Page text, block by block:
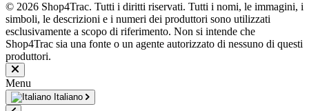
© 2026 Shop4Trac. Tutti i diritti riservati. Tutti i nomi, le immagini, i
simboli, le descrizioni e i numeri dei produttori sono utilizzati
esclusivamente a scopo di riferimento. Non si intende che
Shop4Trac sia una fonte o un agente autorizzato di nessuno di questi
produttori.
Menu
Italiano